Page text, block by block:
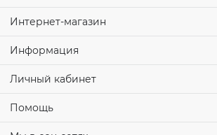
Интернет-магазин
Информация
Личный кабинет
Помощь